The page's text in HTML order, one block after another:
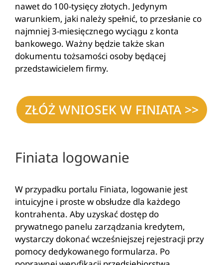
nawet do 100-tysięcy złotych. Jedynym
warunkiem, jaki należy spełnić, to przesłanie co
najmniej 3-miesięcznego wyciągu z konta
bankowego. Ważny będzie także skan
dokumentu tożsamości osoby będącej
przedstawicielem firmy.
ZŁÓŻ WNIOSEK W FINIATA >>
Finiata logowanie
W przypadku portalu Finiata, logowanie jest
intuicyjne i proste w obsłudze dla każdego
kontrahenta. Aby uzyskać dostęp do
prywatnego panelu zarządzania kredytem,
wystarczy dokonać wcześniejszej rejestracji przy
pomocy dedykowanego formularza. Po